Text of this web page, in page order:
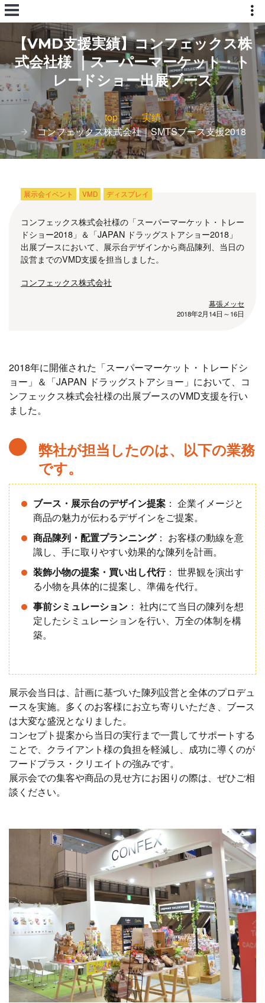
【VMD支援実績】コンフェックス株
式会社様 ｜スーパーマーケット・ト
レードショー出展ブース
top
実績
コンフェックス株式会社｜SMTSブース支援2018
展示会イベント VMD ディスプレイ
コンフェックス株式会社様の「スーパーマーケット・トレー
ドショー2018」＆「JAPAN ドラッグストアショー2018」
出展ブースにおいて、展示台デザインから商品陳列、当日の
設営までのVMD支援を担当しました。
コンフェックス株式会社
幕張メッセ
2018年2月14日～16日
2018年に開催された「スーパーマーケット・トレードシ
ョー」＆「JAPAN ドラッグストアショー」において、コ
ンフェックス株式会社様の出展ブースのVMD支援を行い
ました。
弊社が担当したのは、以下の業務
です。
ブース・展示台のデザイン提案 ： 企業イメージと
商品の魅力が伝わるデザインをご提案。
商品陳列・配置プランニング： お客様の動線を意
識し、手に取りやすい効果的な陳列を計画。
装飾小物の提案・買い出し代行： 世界観を演出す
る小物を具体的に提案し、準備を代行。
事前シミュレーション ： 社内にて当日の陳列を想
定したシミュレーションを行い、万全の体制を構
築。
展示会当日は、計画に基づいた陳列設営と全体のプロデュ
ースを実施。多くのお客様にお立ち寄りいただき、ブース
は大変な盛況となりました。
コンセプト提案から当日の実行まで一貫してサポートする
ことで、クライアント様の負担を軽減し、成功に導くのが
フードプラス・クリエイトの強みです。
展示会での集客や商品の見せ方にお困りの際は、ぜひご相
談ください。